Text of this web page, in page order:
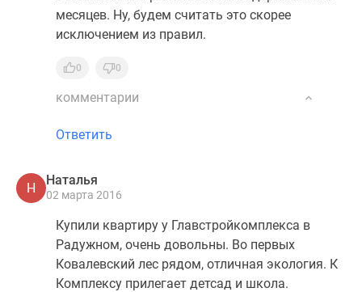
месяцев. Ну, будем считать это скорее
исключением из правил.
0 0
комментарии
Ответить
Н
Наталья
02 марта 2016
Купили квартиру у Главстройкомплекса в
Радужном, очень довольны. Во первых
Ковалевский лес рядом, отличная экология. К
Комплексу прилегает детсад и школа.